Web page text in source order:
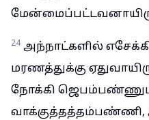
24 அந்நாட்களில்
மரணத்துக்கு
நோக்கி
வாக்குத்தத்தம்பண்ணி,